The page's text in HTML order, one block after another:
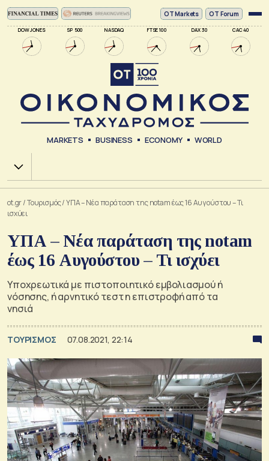
DOW JONES SP 500 NASDAQ FTSE 100 DAX 30 CAC 40
ΟΤ Markets OT Forum
MARKETS BUSINESS ECONOMY WORLD
Χ.Α.
ot.gr/Τουρισμός/ΥΠΑ – Νέα παράταση της notam έως 16 Αυγούστου – Τι
ισχύει
ΥΠΑ – Νέα παράταση της notam
έως 16 Αυγούστου – Τι ισχύει
Υποχρεωτικά με πιστοποιητικό εμβολιασμού ή
νόσησης, ή αρνητικό τεστ η επιστροφή από τα
νησιά
ΤΟΥΡΙΣΜΟΣ 07.08.2021, 22:14